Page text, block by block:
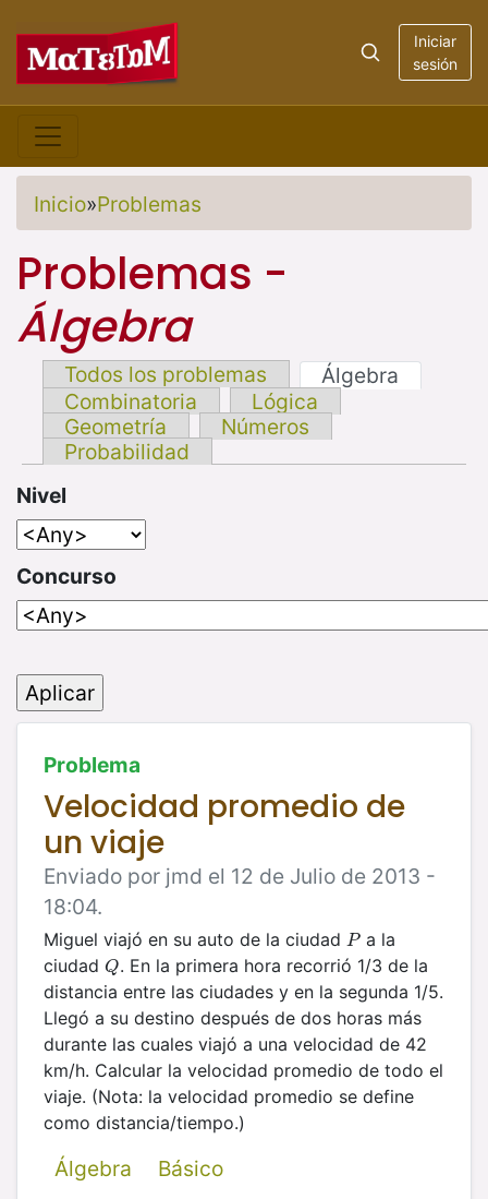
Iniciar
sesión
Inicio»Problemas
Problemas -
Álgebra
Todos los problemas
Álgebra
Combinatoria
Lógica
Geometría
Números
Probabilidad
Nivel
Concurso
Problema
Velocidad promedio de
un viaje
Enviado por jmd el 12 de Julio de 2013 -
18:04.
Miguel viajó en su auto de la ciudad P
P a la
ciudad Q
Q. En la primera hora recorrió 1/3 de la
distancia entre las ciudades y en la segunda 1/5.
Llegó a su destino después de dos horas más
durante las cuales viajó a una velocidad de 42
km/h. Calcular la velocidad promedio de todo el
viaje. (Nota: la velocidad promedio se define
como distancia/tiempo.)
Álgebra Básico